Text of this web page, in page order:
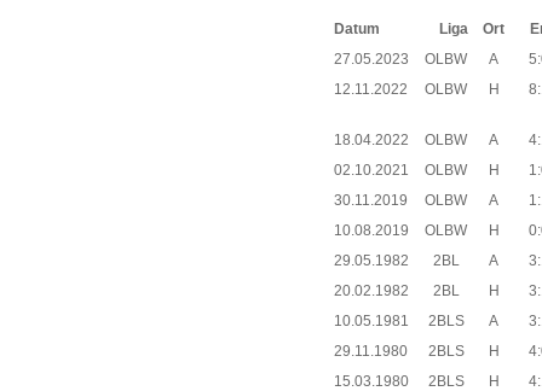
Datum Liga Ort
27.05.2023
OLBW A
12.11.2022
OLBW H
18.04.2022 OLBW A
02.10.2021
OLBW H
30.11.2019
OLBW A
10.08.2019
OLBW H
29.05.1982
2BL A
20.02.1982
2BL H
10.05.1981
2BLS A
29.11.1980
2BLS H
15.03.1980
2BLS H